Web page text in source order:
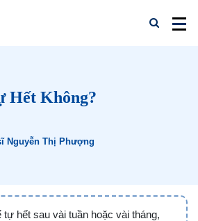
Hết Không?
Nguyễn Thị Phượng
tự hết sau vài tuần hoặc vài tháng,